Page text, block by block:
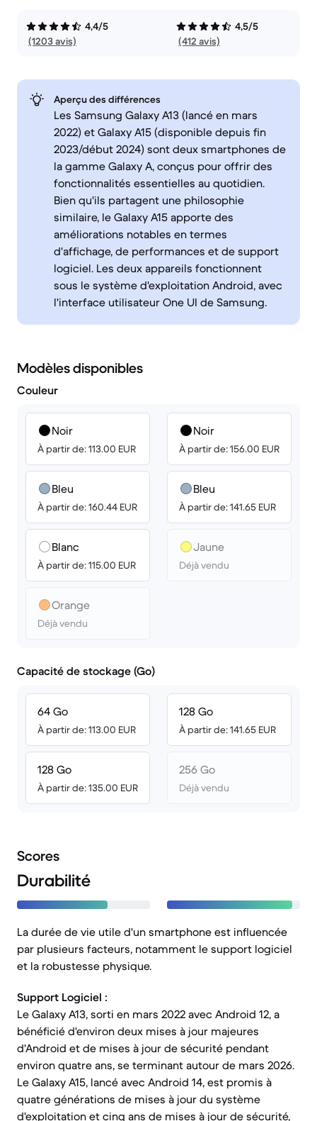
4,4/5
(1203 avis)
4,5/5
(412 avis)
Aperçu des différences
Les Samsung Galaxy A13 (lancé en mars
2022) et Galaxy A15 (disponible depuis fin
2023/début 2024) sont deux smartphones de
la gamme Galaxy A, conçus pour offrir des
fonctionnalités essentielles au quotidien.
Bien qu'ils partagent une philosophie
similaire, le Galaxy A15 apporte des
améliorations notables en termes
d'affichage, de performances et de support
logiciel. Les deux appareils fonctionnent
sous le système d'exploitation Android, avec
l'interface utilisateur One UI de Samsung.
Modèles disponibles
Couleur
Noir
À partir de: 113.00 EUR
Bleu
À partir de: 160.44 EUR
Blanc
À partir de: 115.00 EUR
Orange
Déjà vendu
Noir
À partir de: 156.00 EUR
Bleu
À partir de: 141.65 EUR
Jaune
Déjà vendu
Capacité de stockage (Go)
64 Go
À partir de: 113.00 EUR
128 Go
À partir de: 135.00 EUR
128 Go
À partir de: 141.65 EUR
256 Go
Déjà vendu
Scores
Durabilité
La durée de vie utile d'un smartphone est influencée
par plusieurs facteurs, notamment le support logiciel
et la robustesse physique.
Support Logiciel :
Le Galaxy A13, sorti en mars 2022 avec Android 12, a
bénéficié d'environ deux mises à jour majeures
d'Android et de mises à jour de sécurité pendant
environ quatre ans, se terminant autour de mars 2026.
Le Galaxy A15, lancé avec Android 14, est promis à
quatre générations de mises à jour du système
d'exploitation et cinq ans de mises à jour de sécurité,